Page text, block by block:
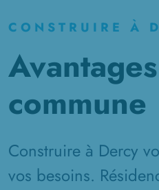
CONSTRUIRE À
commune
Construire à Dercy
vos besoins.